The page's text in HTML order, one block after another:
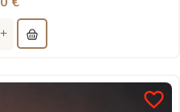
favorite_border